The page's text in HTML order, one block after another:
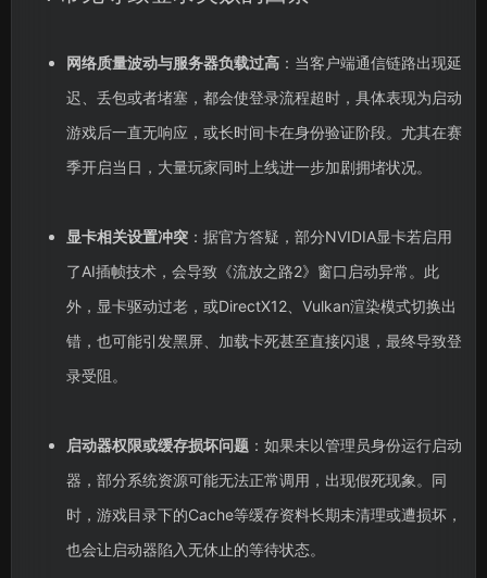
网络质量波动与服务器负载过高：当客户端通信链路出现延
迟、丢包或者堵塞，都会使登录流程超时，具体表现为启动
游戏后一直无响应，或长时间卡在身份验证阶段。尤其在赛
季开启当日，大量玩家同时上线进一步加剧拥堵状况。
显卡相关设置冲突：据官方答疑，部分NVIDIA显卡若启用
了AI插帧技术，会导致《流放之路2》窗口启动异常。此
外，显卡驱动过老，或DirectX12、Vulkan渲染模式切换出
错，也可能引发黑屏、加载卡死甚至直接闪退，最终导致登
录受阻。
启动器权限或缓存损坏问题：如果未以管理员身份运行启动
器，部分系统资源可能无法正常调用，出现假死现象。同
时，游戏目录下的Cache等缓存资料长期未清理或遭损坏，
也会让启动器陷入无休止的等待状态。